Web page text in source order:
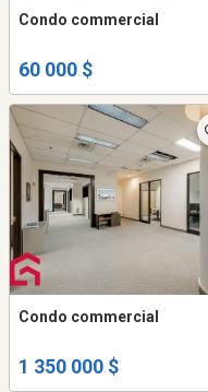
Condo commercial
60 000 $
Condo commercial
1 350 000 $